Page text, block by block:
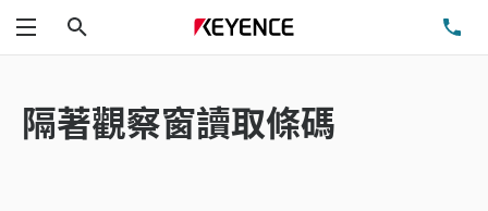
功能表
隔著觀察窗讀取條碼